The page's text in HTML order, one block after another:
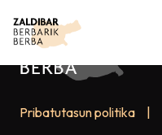
Pribatutasun politika